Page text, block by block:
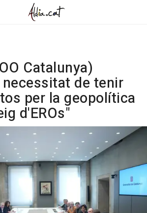
Catalunya)
de tenir
per la geopolítica
d'EROs"